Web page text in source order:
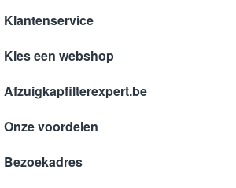
Klantenservice
Kies een webshop
Afzuigkapfilterexpert.be
Onze voordelen
Bezoekadres